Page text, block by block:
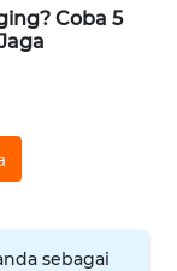
Coba 5
sebagai